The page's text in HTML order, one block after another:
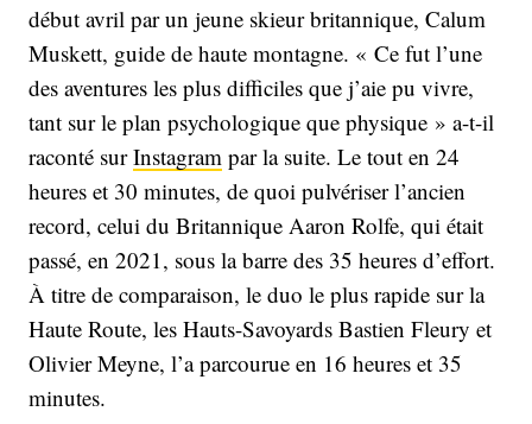
début avril par un jeune skieur britannique, Calum
Muskett, guide de haute montagne. « Ce fut l’une
des aventures les plus difficiles que j’aie pu vivre,
tant sur le plan psychologique que physique » a-t-il
raconté surInstagram par la suite. Le tout en 24
heures et 30 minutes, de quoi pulvériser l’ancien
record, celui du Britannique Aaron Rolfe, qui était
passé, en 2021, sous la barre des 35 heures d’effort.
À titre de comparaison, le duo le plus rapide sur la
Haute Route, les Hauts-Savoyards Bastien Fleury et
Olivier Meyne, l’a parcourue en 16 heures et 35
minutes.